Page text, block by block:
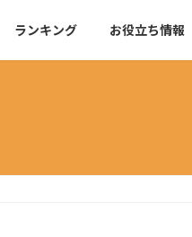
ランキング お役立ち情報